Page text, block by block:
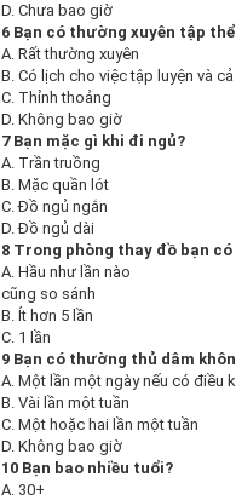
D. Chưa bao giờ
6 Bạn có thường xuyên tập
A. Rất thường xuyên
B. Có lịch cho việc tập luyện và
C. Thỉnh thoảng
D. Không bao giờ
7 Bạn mặc gì khi đi ngủ?
A. Trần truồng
B. Mặc quần lót
C. Đồ ngủ ngắn
D. Đồ ngủ dài
8 Trong phòng thay đồ bạn
A. Hầu như lần nào
cũng so sánh
B. Ít hơn 5 lần
C. 1 lần
9 Bạn có thường thủ dâm
A. Một lần một ngày nếu có điều
B. Vài lần một tuần
C. Một hoặc hai lần một tuần
D. Không bao giờ
10 Bạn bao nhiều tuổi?
A. 30+